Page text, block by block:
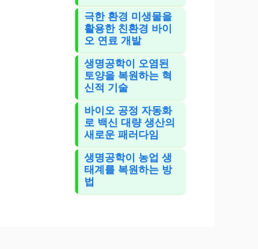
극한 환경 미생물을
활용한 친환경 바이
오 연료 개발
생명공학이 오염된
토양을 복원하는 혁
신적 기술
바이오 공정 자동화
로 백신 대량 생산의
새로운 패러다임
생명공학이 농업 생
태계를 복원하는 방
법